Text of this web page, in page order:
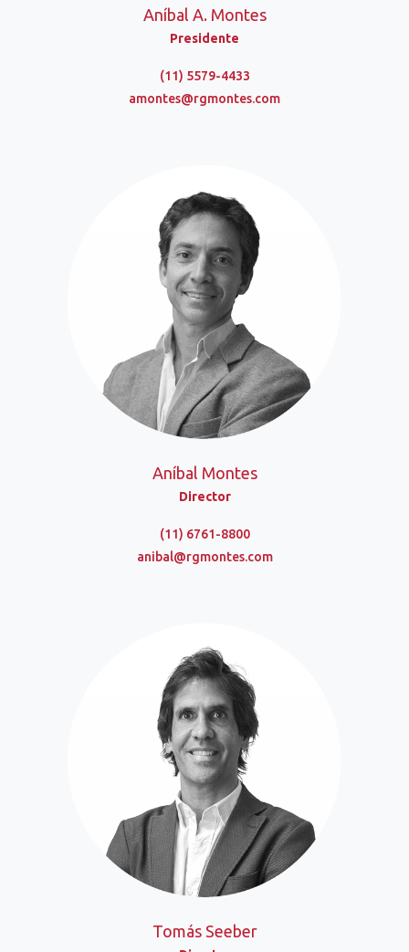
Aníbal A. Montes
Presidente
(11) 5579-4433
amontes@rgmontes.com
Aníbal Montes
Director
(11) 6761-8800
anibal@rgmontes.com
Tomás Seeber